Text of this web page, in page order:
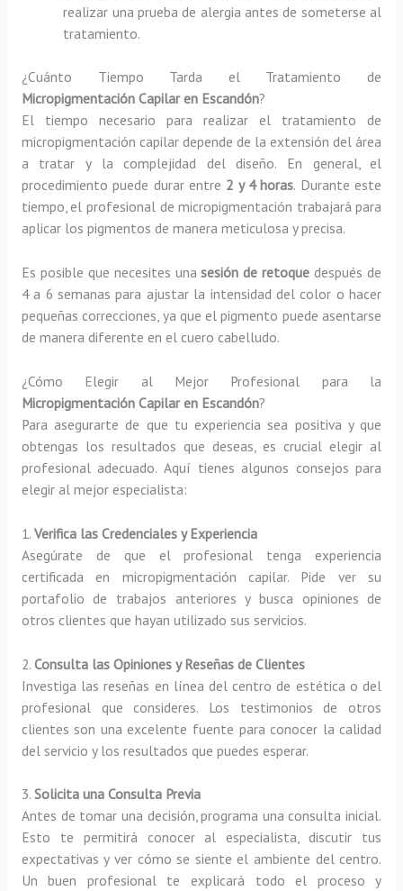
realizar una prueba de alergia antes de someterse al
tratamiento.
¿Cuánto Tiempo Tarda el Tratamiento de
Micropigmentación Capilar en Escandón?
El tiempo necesario para realizar el tratamiento de
micropigmentación capilar depende de la extensión del área
a tratar y la complejidad del diseño. En general, el
procedimiento puede durar entre 2 y 4 horas. Durante este
tiempo, el profesional de micropigmentación trabajará para
aplicar los pigmentos de manera meticulosa y precisa.
Es posible que necesites unasesión de retoque después de
4 a 6 semanas para ajustar la intensidad del color o hacer
pequeñas correcciones, ya que el pigmento puede asentarse
de manera diferente en el cuero cabelludo.
¿Cómo Elegir al Mejor Profesional para la
Micropigmentación Capilar en Escandón?
Para asegurarte de que tu experiencia sea positiva y que
obtengas los resultados que deseas, es crucial elegir al
profesional adecuado. Aquí tienes algunos consejos para
elegir al mejor especialista:
1. Verifica las Credenciales y Experiencia
Asegúrate de que el profesional tenga experiencia
certificada en micropigmentación capilar. Pide ver su
portafolio de trabajos anteriores y busca opiniones de
otros clientes que hayan utilizado sus servicios.
2. Consulta las Opiniones y Reseñas de Clientes
Investiga las reseñas en línea del centro de estética o del
profesional que consideres. Los testimonios de otros
clientes son una excelente fuente para conocer la calidad
del servicio y los resultados que puedes esperar.
3. Solicita una Consulta Previa
Antes de tomar una decisión, programa una consulta inicial.
Esto te permitirá conocer al especialista, discutir tus
expectativas y ver cómo se siente el ambiente del centro.
Un buen profesional te explicará todo el proceso y